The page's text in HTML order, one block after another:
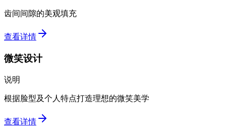
齿间间隙的美观填充
查看详情
微笑设计
说明
根据脸型及个人特点打造理想的微笑美学
查看详情